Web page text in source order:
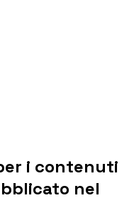
i contenuti
nel